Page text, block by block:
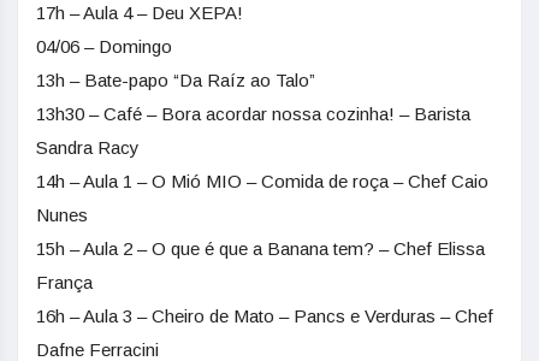
17h – Aula 4 – Deu XEPA!
04/06 – Domingo
13h – Bate-papo “Da Raíz ao Talo”
13h30 – Café – Bora acordar nossa cozinha! – Barista
Sandra Racy
14h – Aula 1 – O Mió MIO – Comida de roça – Chef Caio
Nunes
15h – Aula 2 – O que é que a Banana tem? – Chef Elissa
França
16h – Aula 3 – Cheiro de Mato – Pancs e Verduras – Chef
Dafne Ferracini